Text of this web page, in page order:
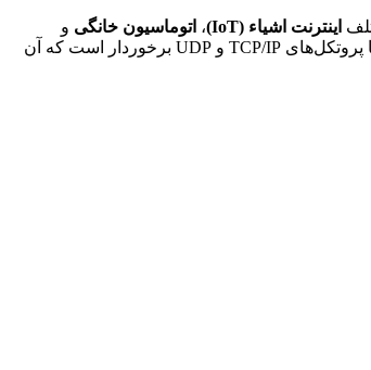
اینترنت اشیاء (IoT) ، اتوماسیون خانگی و
توسعه یافته است. این ماژول از ویژگی‌های برجسته‌ای مانند سرعت بالا، مصرف انرژی پایین، و پشتیبانی از ارتباطات بی‌سیم با پروتکل‌های TCP/IP و UDP برخوردار است که آن